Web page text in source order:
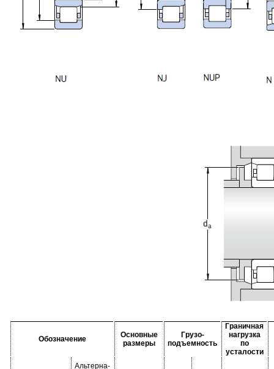
Обозначение
Основные
размеры
Грузо-
подъемность
Граничная
нагрузка
по
усталости
Альтерна-